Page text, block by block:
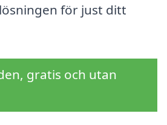
för just ditt
gratis och utan